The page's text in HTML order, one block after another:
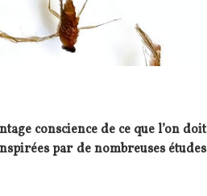
conscience de ce que l’on doit
par de nombreuses études